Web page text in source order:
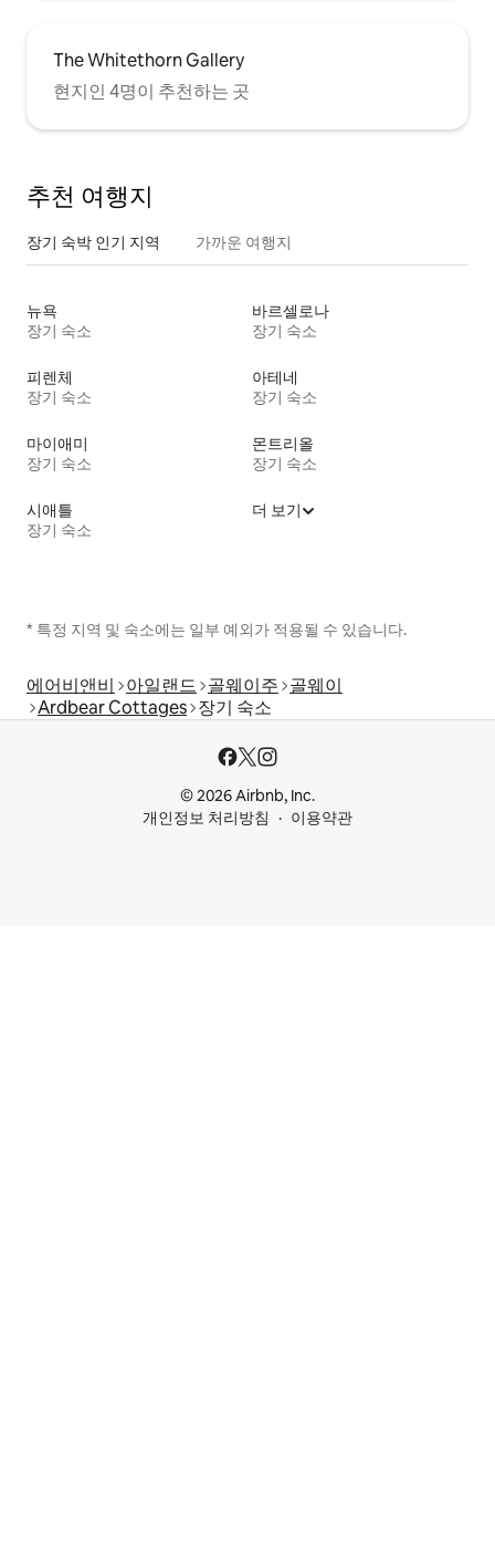
The Whitethorn Gallery
현지인 4명이 추천하는 곳
추천 여행지
장기 숙박 인기 지역 가까운 여행지
뉴욕
장기 숙소
바르셀로나
장기 숙소
피렌체
장기 숙소
아테네
장기 숙소
마이애미
장기 숙소
몬트리올
장기 숙소
시애틀
장기 숙소
더 보기
* 특정 지역 및 숙소에는 일부 예외가 적용될 수 있습니다.
에어비앤비 아일랜드 골웨이주 골웨이
Ardbear Cottages 장기 숙소
© 2026 Airbnb, Inc.
개인정보 처리방침
이용약관